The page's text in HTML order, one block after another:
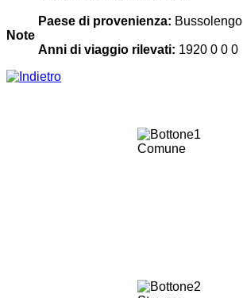
Paese di provenienza: Bussolengo
Note
Anni di viaggio rilevati: 1920 0 0 0